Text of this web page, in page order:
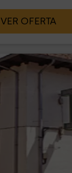
VER OFERTA